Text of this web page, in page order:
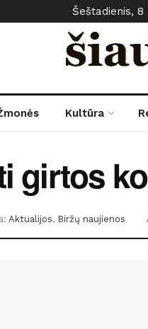
Šeštadienis, 8
Kultūra
girtos
Aktualijos, Biržų naujienos